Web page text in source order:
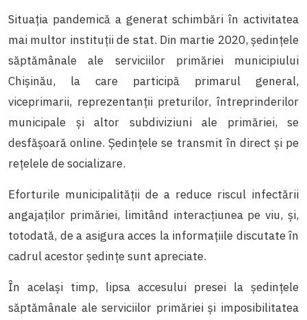
Situația pandemică a generat schimbări în activitatea
mai multor instituții de stat. Din martie 2020, ședințele
săptămânale ale serviciilor primăriei municipiului
Chișinău, la care participă primarul general,
viceprimarii, reprezentanții preturilor, întreprinderilor
municipale și altor subdiviziuni ale primăriei, se
desfășoară online. Ședințele se transmit în direct și pe
rețelele de socializare.
Eforturile municipalității de a reduce riscul infectării
angajaților primăriei, limitând interacțiunea pe viu, și,
totodată, de a asigura acces la informațiile discutate în
cadrul acestor ședințe sunt apreciate.
În același timp, lipsa accesului presei la ședințele
săptămânale ale serviciilor primăriei și imposibilitatea